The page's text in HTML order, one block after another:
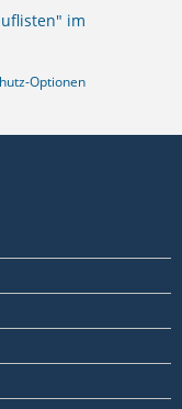
im
Optionen